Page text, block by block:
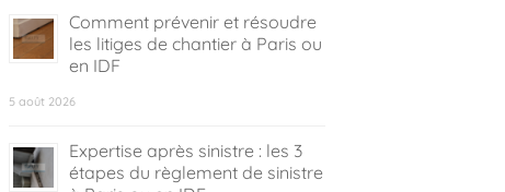
Comment prévenir et résoudre
les litiges de chantier à Paris ou
en IDF
5 août 2026
Expertise après sinistre : les 3
étapes du règlement de sinistre